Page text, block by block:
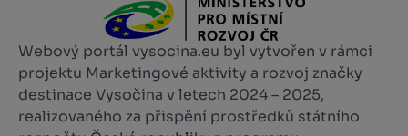
Webový portál vysocina.eu byl vytvořen v rámci
projektu Marketingové aktivity a rozvoj značky
destinace Vysočina v letech 2024 – 2025,
realizovaného za přispění prostředků státního